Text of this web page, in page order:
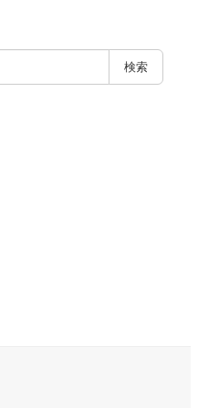
検索